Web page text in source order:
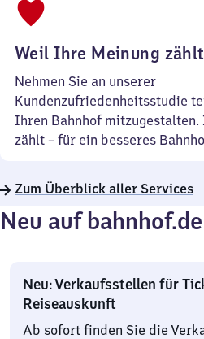
Weil Ihre Meinung
Nehmen Sie an unserer
Kundenzufriedenheitsstudie
Ihren Bahnhof mitzugestalten.
zählt – für ein besseres
Zum Überblick aller Services
Neu auf bahnhof.de
Neu: Verkaufsstellen für
Reiseauskunft
Ab sofort finden Sie die